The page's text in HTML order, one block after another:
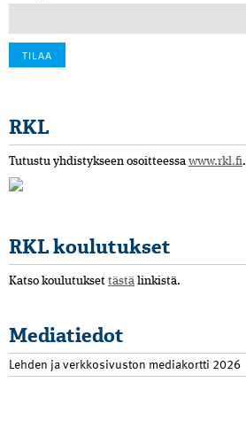
RKL
Tutustu yhdistykseen osoitteessa www.rkl.fi.
RKL koulutukset
Katso koulutukset tästä linkistä.
Mediatiedot
Lehden ja verkkosivuston mediakortti 2026